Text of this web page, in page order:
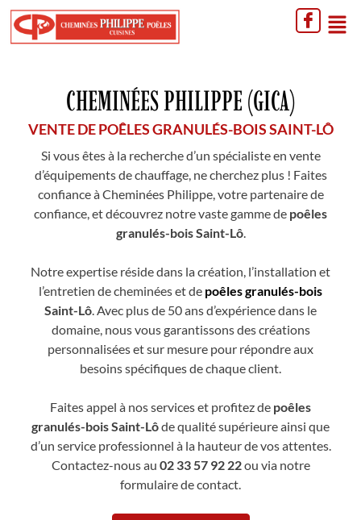
CHEMINÉES PHILIPPE (GICA)
VENTE DE POÊLES GRANULÉS-BOIS SAINT-LÔ
Si vous êtes à la recherche d’un spécialiste en vente
d’équipements de chauffage, ne cherchez plus ! Faites
confiance à Cheminées Philippe, votre partenaire de
confiance, et découvrez notre vaste gamme de poêles
granulés-bois Saint-Lô.
Notre expertise réside dans la création, l’installation et
l’entretien de cheminées et de poêles granulés-bois
Saint-Lô. Avec plus de 50 ans d’expérience dans le
domaine, nous vous garantissons des créations
personnalisées et sur mesure pour répondre aux
besoins spécifiques de chaque client.
Faites appel à nos services et profitez de poêles
granulés-bois Saint-Lôde qualité supérieure ainsi que
d’un service professionnel à la hauteur de vos attentes.
Contactez-nous au 02 33 57 92 22ou via notre
formulaire de contact.